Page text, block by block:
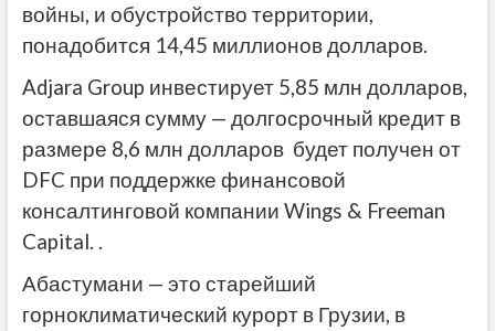
войны, и обустройство территории,
понадобится 14,45 миллионов долларов.
Adjara Group инвестирует 5,85 млн долларов,
оставшаяся сумму — долгосрочный кредит в
размере 8,6 млн долларов будет получен от
DFC при поддержке финансовой
консалтинговой компании Wings & Freeman
Capital. .
Абастумани — это старейший
горноклиматический курорт в Грузии, в